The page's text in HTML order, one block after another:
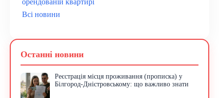
орендованій квартирі
Всі новини
Останні новини
Реєстрація місця проживання (прописка) у
Білгород-Дністровському: що важливо знати